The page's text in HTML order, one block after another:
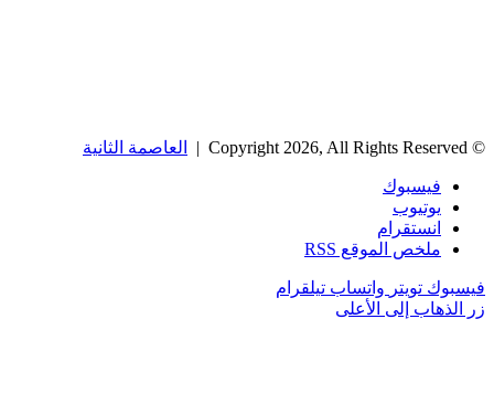
© Copyright 2026, All Rights Reserved | العاصمة الثانية
فيسبوك
يوتيوب
انستقرام
ملخص الموقع RSS
فيسبوك تويتر واتساب تيلقرام
زر الذهاب إلى الأعلى